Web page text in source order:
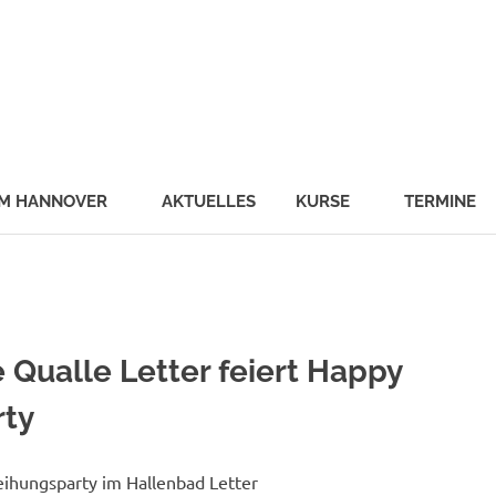
HANNOVER AKTUELLES KURSE TERMINE
Qualle Letter feiert Happy
im Hallenbad Letter